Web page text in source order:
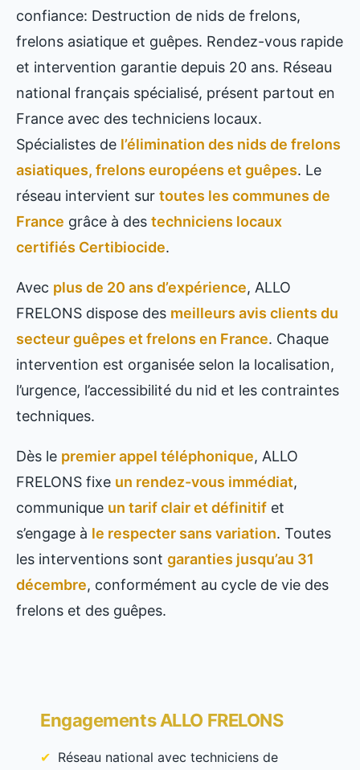
confiance: Destruction de nids de frelons,
frelons asiatique et guêpes. Rendez-vous rapide
et intervention garantie depuis 20 ans. Réseau
national français spécialisé, présent partout en
France avec des techniciens locaux.
Spécialistes de l’élimination des nids de frelons
asiatiques, frelons européens et guêpes. Le
réseau intervient sur toutes les communes de
France grâce à des techniciens locaux
certifiés Certibiocide.
Avec plus de 20 ans d’expérience, ALLO
FRELONS dispose des meilleurs avis clients du
secteur guêpes et frelons en France. Chaque
intervention est organisée selon la localisation,
l’urgence, l’accessibilité du nid et les contraintes
techniques.
Dès le premier appel téléphonique, ALLO
FRELONS fixe un rendez-vous immédiat,
communique un tarif clair et définitif et
s’engage à le respecter sans variation. Toutes
les interventions sont garanties jusqu’au 31
décembre, conformément au cycle de vie des
frelons et des guêpes.
Engagements ALLO FRELONS
Réseau national avec techniciens de